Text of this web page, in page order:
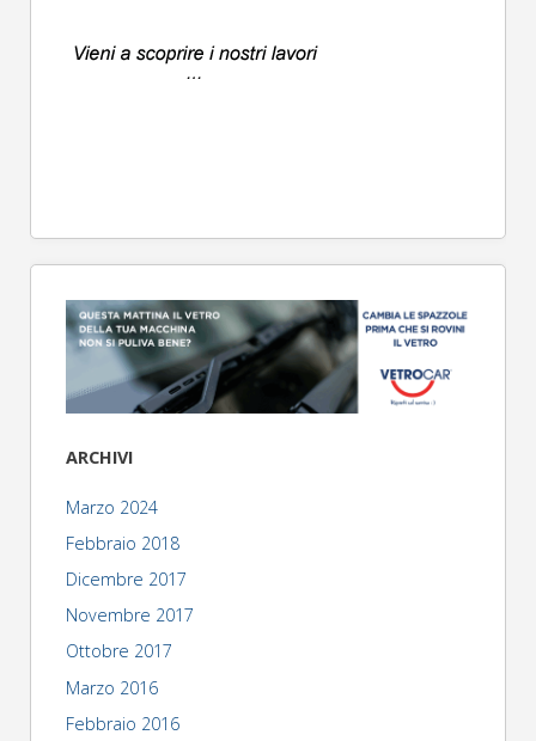
ARCHIVI
Marzo 2024
Febbraio 2018
Dicembre 2017
Novembre 2017
Ottobre 2017
Marzo 2016
Febbraio 2016